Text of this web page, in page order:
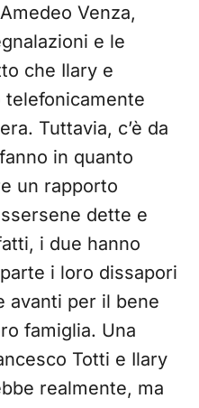
Venza,
e le
che Ilary e
telefonicamente
Tuttavia, c’è da
in quanto
un rapporto
dette e
i due hanno
i loro dissapori
avanti per il bene
famiglia. Una
Totti e Ilary
realmente, ma